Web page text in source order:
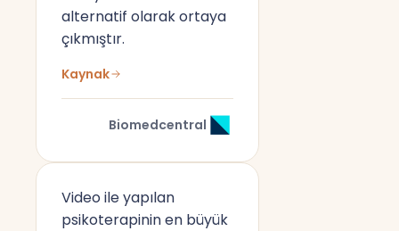
alternatif olarak ortaya
çıkmıştır.
Kaynak
Biomedcentral
Video ile yapılan
psikoterapinin en büyük